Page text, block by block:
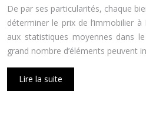
De par ses particularités, chaque
déterminer le prix de l’immobilier
aux statistiques moyennes dans
grand nombre d’éléments peuvent
Lire la suite